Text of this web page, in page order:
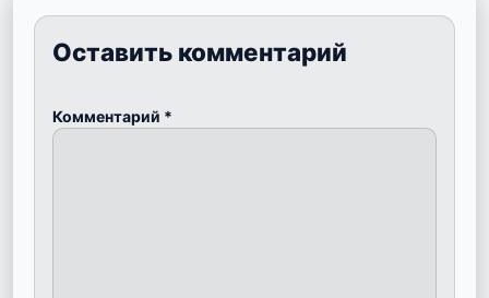
Оставить комментарий
Комментарий *